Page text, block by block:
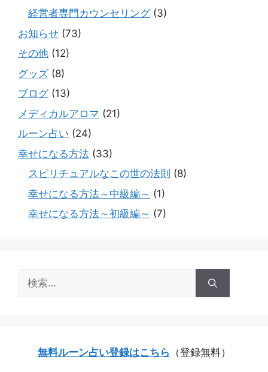
経営者専門カウンセリング(3)
お知らせ (73)
その他 (12)
グッズ (8)
ブログ(13)
メディカルアロマ (21)
ルーン占い (24)
幸せになる方法 (33)
スピリチュアルなこの世の法則 (8)
幸せになる方法～中級編～ (1)
幸せになる方法～初級編～ (7)
索:
無料ルーン占い登録はこちら （登録無料）